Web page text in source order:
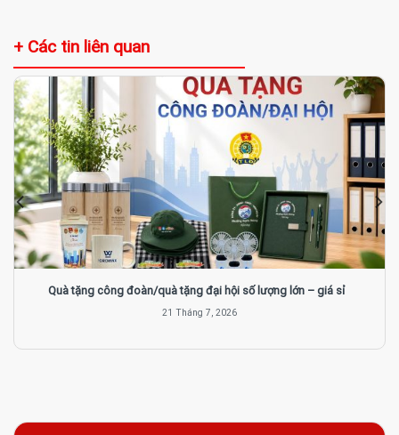
+ Các tin liên quan
Quà tặng công đoàn/quà tặng đại hội số lượng lớn – giá sỉ
21 Tháng 7, 2026